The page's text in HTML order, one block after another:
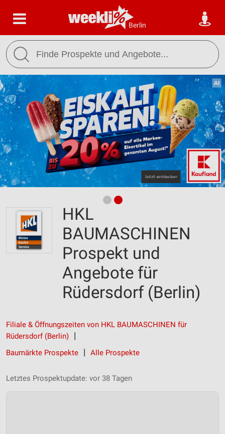
Berlin
HKL
BAUMASCHINEN
Prospekt und
Angebote für
Rüdersdorf (Berlin)
Filiale & Öffnungszeiten von HKL BAUMASCHINEN für
Rüdersdorf (Berlin)
Baumärkte Prospekte
Alle Prospekte
Letztes Prospektupdate: vor 38 Tagen